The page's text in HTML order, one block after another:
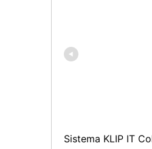
Sistema KLIP IT